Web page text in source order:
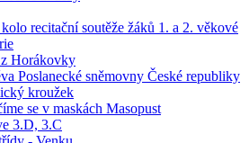
recitační soutěže žáků 1. a 2. věkové
Horákovky
Poslanecké sněmovny České republiky
kroužek
se v maskách Masopust
3.D, 3.C